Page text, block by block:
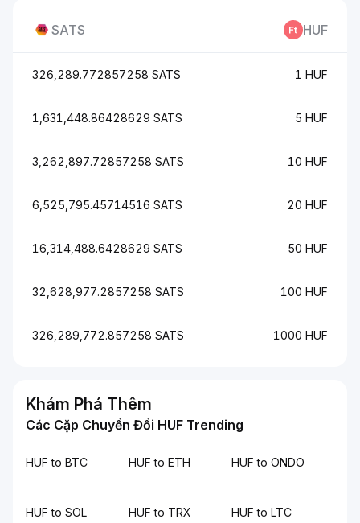
SATS HUF
326,289.772857258 SATS 1 HUF
1,631,448.86428629 SATS 5 HUF
3,262,897.72857258 SATS 10 HUF
6,525,795.45714516 SATS 20 HUF
16,314,488.6428629 SATS 50 HUF
32,628,977.2857258 SATS 100 HUF
326,289,772.857258 SATS 1000 HUF
Khám Phá Thêm
Các Cặp Chuyển Đổi HUF Trending
HUF to BTC HUF to ETH HUF to ONDO
HUF to SOL HUF to TRX HUF to LTC